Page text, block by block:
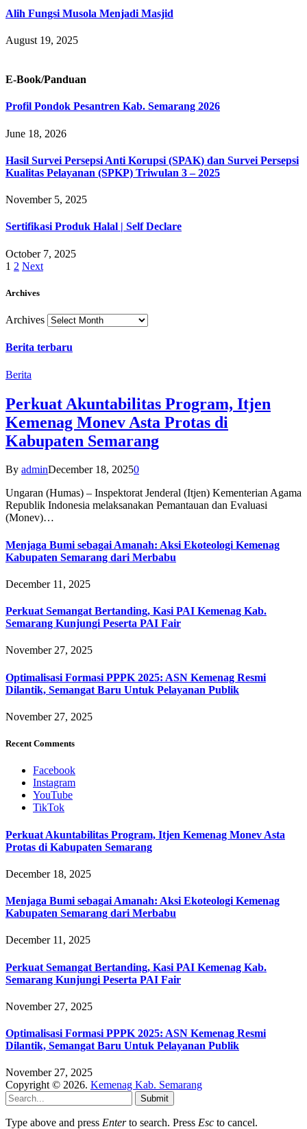
Alih Fungsi Musola Menjadi Masjid
August 19, 2025
E-Book/Panduan
Profil Pondok Pesantren Kab. Semarang 2026
June 18, 2026
Hasil Survei Persepsi Anti Korupsi (SPAK) dan Survei Persepsi
Kualitas Pelayanan (SPKP) Triwulan 3 – 2025
November 5, 2025
Sertifikasi Produk Halal | Self Declare
October 7, 2025
1 2 Next
Archives
Archives
Berita terbaru
Berita
Perkuat Akuntabilitas Program, Itjen
Kemenag Monev Asta Protas di
Kabupaten Semarang
By adminDecember 18, 20250
Ungaran (Humas) – Inspektorat Jenderal (Itjen) Kementerian Agama
Republik Indonesia melaksanakan Pemantauan dan Evaluasi
(Monev)…
Menjaga Bumi sebagai Amanah: Aksi Ekoteologi Kemenag
Kabupaten Semarang dari Merbabu
December 11, 2025
Perkuat Semangat Bertanding, Kasi PAI Kemenag Kab.
Semarang Kunjungi Peserta PAI Fair
November 27, 2025
Optimalisasi Formasi PPPK 2025: ASN Kemenag Resmi
Dilantik, Semangat Baru Untuk Pelayanan Publik
November 27, 2025
Recent Comments
Facebook
Instagram
YouTube
TikTok
Perkuat Akuntabilitas Program, Itjen Kemenag Monev Asta
Protas di Kabupaten Semarang
December 18, 2025
Menjaga Bumi sebagai Amanah: Aksi Ekoteologi Kemenag
Kabupaten Semarang dari Merbabu
December 11, 2025
Perkuat Semangat Bertanding, Kasi PAI Kemenag Kab.
Semarang Kunjungi Peserta PAI Fair
November 27, 2025
Optimalisasi Formasi PPPK 2025: ASN Kemenag Resmi
Dilantik, Semangat Baru Untuk Pelayanan Publik
November 27, 2025
Copyright © 2026. Kemenag Kab. Semarang
Submit
Type above and press Enterto search. Press Esc to cancel.